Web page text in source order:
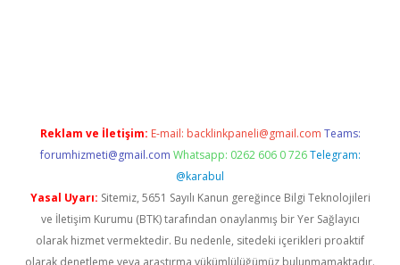
Reklam ve İletişim: E-mail: backlinkpaneli@gmail.com Teams:
forumhizmeti@gmail.com Whatsapp: 0262 606 0 726 Telegram:
@karabul
Yasal Uyarı: Sitemiz, 5651 Sayılı Kanun gereğince Bilgi Teknolojileri
ve İletişim Kurumu (BTK) tarafından onaylanmış bir Yer Sağlayıcı
olarak hizmet vermektedir. Bu nedenle, sitedeki içerikleri proaktif
olarak denetleme veya araştırma yükümlülüğümüz bulunmamaktadır.